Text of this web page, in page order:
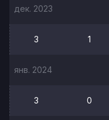
дек. 2023
3 1
янв. 2024
3 0